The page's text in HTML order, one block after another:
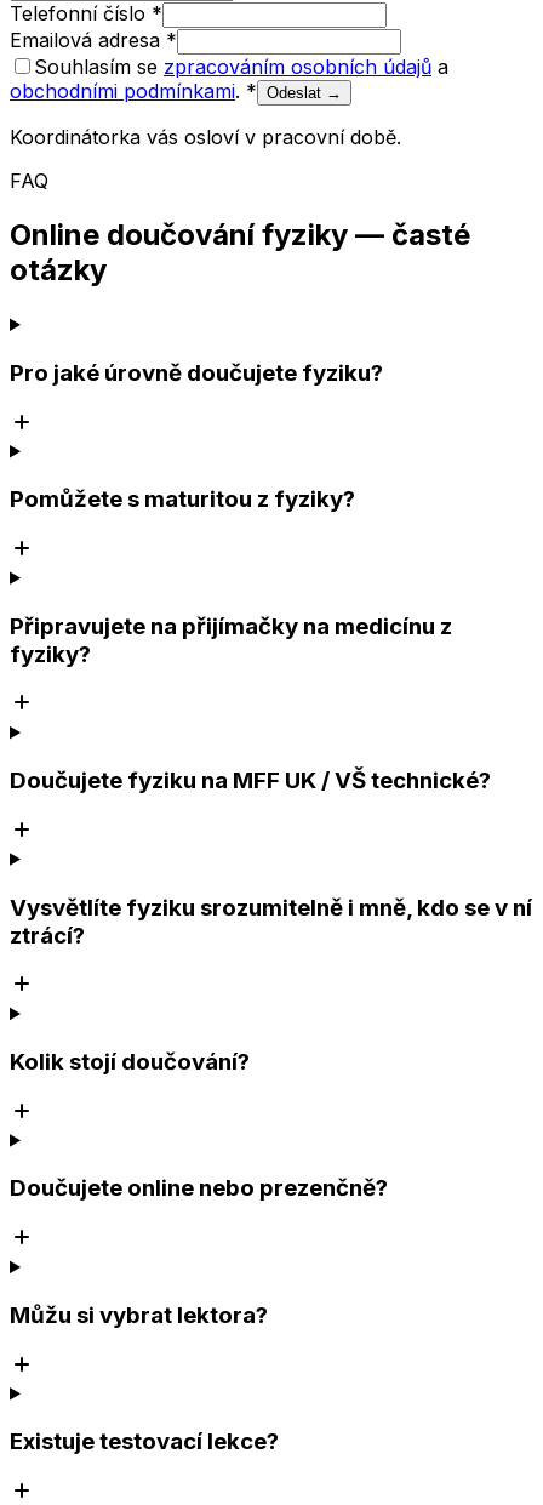
Telefonní číslo *
Emailová adresa *
Souhlasím se zpracováním osobních údajů a
obchodními podmínkami. * Odeslat →
Koordinátorka vás osloví v pracovní době.
FAQ
Online doučování fyziky — časté
otázky
Pro jaké úrovně doučujete fyziku?
Pomůžete s maturitou z fyziky?
Připravujete na přijímačky na medicínu z
fyziky?
Doučujete fyziku na MFF UK / VŠ technické?
Vysvětlíte fyziku srozumitelně i mně, kdo se v ní
ztrácí?
Kolik stojí doučování?
Doučujete online nebo prezenčně?
Můžu si vybrat lektora?
Existuje testovací lekce?